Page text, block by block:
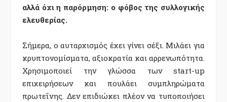
αλλά όχι η παρόρμηση: ο φόβος της συλλογικής
ελευθερίας.
Σήμερα, ο αυταρχισμός έχει γίνει σέξι. Μιλάει για
κρυπτονομίσματα, αξιοκρατία και αρρενωπότητα.
Χρησιμοποιεί την γλώσσα των start-up
επιχειρήσεων και πουλάει συμπληρώματα
πρωτεΐνης. Δεν επιδιώκει πλέον να τυποποιήσει